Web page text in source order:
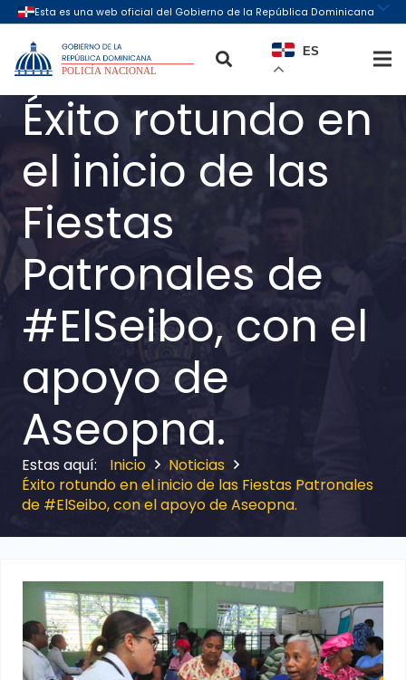
ES
Éxito rotundo en
el inicio de las
Fiestas
Patronales de
#ElSeibo, con el
apoyo de
Aseopna.
Inicio
Noticias
Éxito rotundo en el inicio de las Fiestas Patronales
de #ElSeibo, con el apoyo de Aseopna.